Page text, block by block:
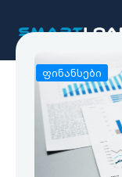
ფინანსები